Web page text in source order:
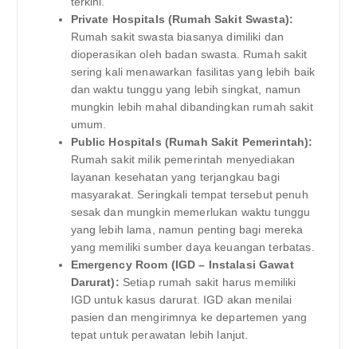
Private Hospitals (Rumah Sakit Swasta):
Rumah sakit swasta biasanya dimiliki dan
dioperasikan oleh badan swasta. Rumah sakit
sering kali menawarkan fasilitas yang lebih baik
dan waktu tunggu yang lebih singkat, namun
mungkin lebih mahal dibandingkan rumah sakit
umum.
Public Hospitals (Rumah Sakit Pemerintah):
Rumah sakit milik pemerintah menyediakan
layanan kesehatan yang terjangkau bagi
masyarakat. Seringkali tempat tersebut penuh
sesak dan mungkin memerlukan waktu tunggu
yang lebih lama, namun penting bagi mereka
yang memiliki sumber daya keuangan terbatas.
Emergency Room (IGD – Instalasi Gawat
Darurat): Setiap rumah sakit harus memiliki
IGD untuk kasus darurat. IGD akan menilai
pasien dan mengirimnya ke departemen yang
tepat untuk perawatan lebih lanjut.